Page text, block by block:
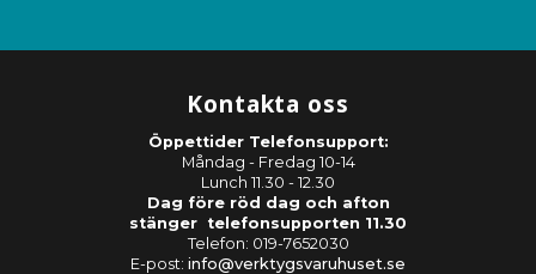
Kontakta oss
Öppettider Telefonsupport:
Måndag - Fredag 10-14
Lunch 11.30 - 12.30
Dag före röd dag och afton
stänger telefonsupporten 11.30
Telefon: 019-7652030
E-post: info@verktygsvaruhuset.se